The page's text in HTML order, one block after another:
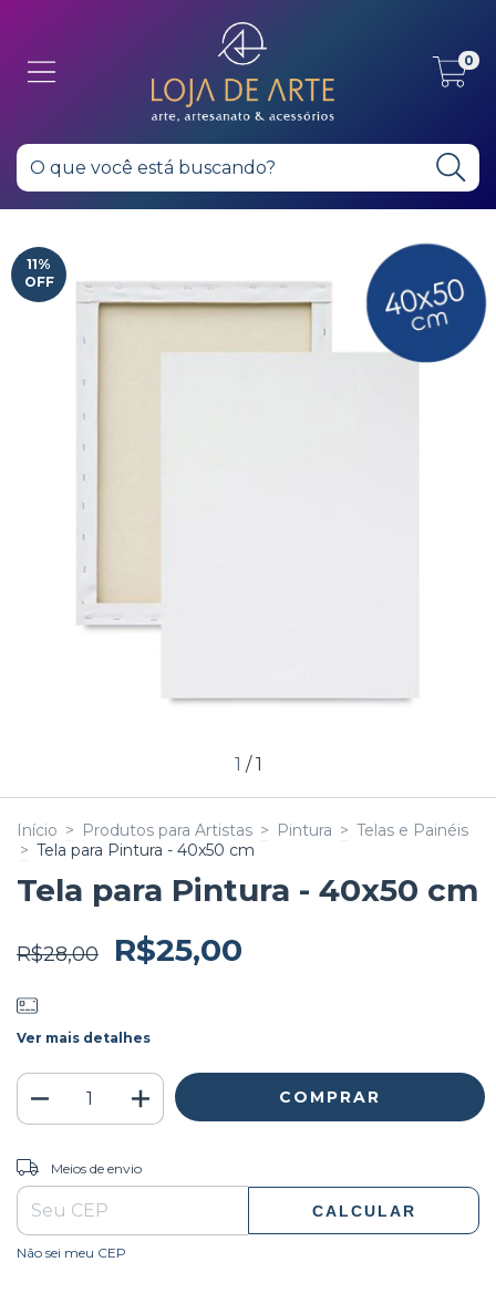
0
11%
OFF
1 /1
Início > Produtos para Artistas > Pintura > Telas e Painéis
> Tela para Pintura - 40x50 cm
Tela para Pintura - 40x50 cm
R$28,00 R$25,00
Ver mais detalhes
Entregas para o CEP:
Meios de envio
CALCULAR
Não sei meu CEP